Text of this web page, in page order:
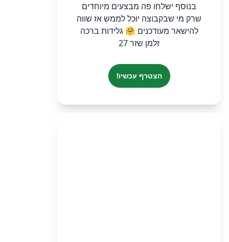
בנוסף ישלחו פה מבצעים מיוחדים
שרק מי שבקבוצה יוכל לממש אז שווה
להישאר מעודכנים 🤗 גלידות ברכה
זלמן שזר 27
הצטרף עכשיו!